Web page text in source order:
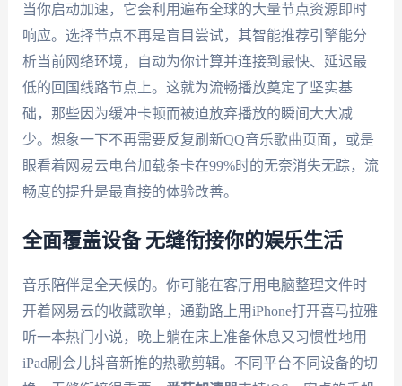
当你启动加速，它会利用遍布全球的大量节点资源即时
响应。选择节点不再是盲目尝试，其智能推荐引擎能分
析当前网络环境，自动为你计算并连接到最快、延迟最
低的回国线路节点上。这就为流畅播放奠定了坚实基
础，那些因为缓冲卡顿而被迫放弃播放的瞬间大大减
少。想象一下不再需要反复刷新QQ音乐歌曲页面，或是
眼看着网易云电台加载条卡在99%时的无奈消失无踪，流
畅度的提升是最直接的体验改善。
全面覆盖设备 无缝衔接你的娱乐生活
音乐陪伴是全天候的。你可能在客厅用电脑整理文件时
开着网易云的收藏歌单，通勤路上用iPhone打开喜马拉雅
听一本热门小说，晚上躺在床上准备休息又习惯性地用
iPad刷会儿抖音新推的热歌剪辑。不同平台不同设备的切